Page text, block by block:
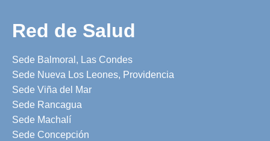
Red de Salud
Sede Balmoral, Las Condes
Sede Nueva Los Leones, Providencia
Sede Viña del Mar
Sede Rancagua
Sede Machalí
Sede Concepción